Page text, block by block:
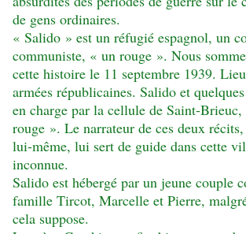
de gens ordinaires.
« Salido » est un réfugié espagnol, un
communiste, « un rouge ». Nous
cette histoire le 11 septembre 1939.
armées républicaines. Salido et
en charge par la cellule de Saint-
rouge ». Le narrateur de ces deux
lui-même, lui sert de guide dans cette
inconnue.
Salido est hébergé par un jeune couple
famille Tircot, Marcelle et Pierre,
cela suppose.